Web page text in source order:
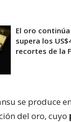
El oro
supera los
recortes de la
se produce
del oro, cuyo